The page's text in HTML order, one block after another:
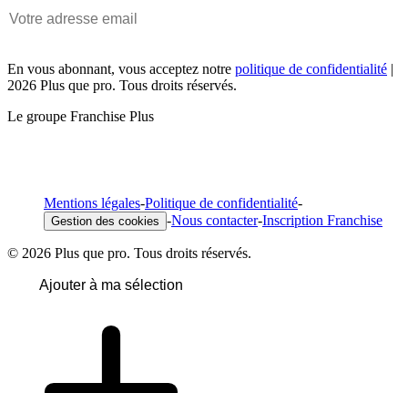
En vous abonnant, vous acceptez notre politique de confidentialité |
2026 Plus que pro. Tous droits réservés.
Le groupe Franchise Plus
Mentions légales-Politique de confidentialité-
Gestion des cookies -Nous contacter-Inscription Franchise
© 2026 Plus que pro. Tous droits réservés.
Ajouter à ma sélection